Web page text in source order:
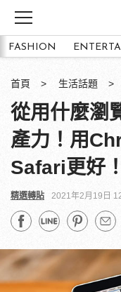
FASHION
首頁 生活話題
從用什麼瀏
產力！用
Safari更好
精選轉貼 2021年2月19日